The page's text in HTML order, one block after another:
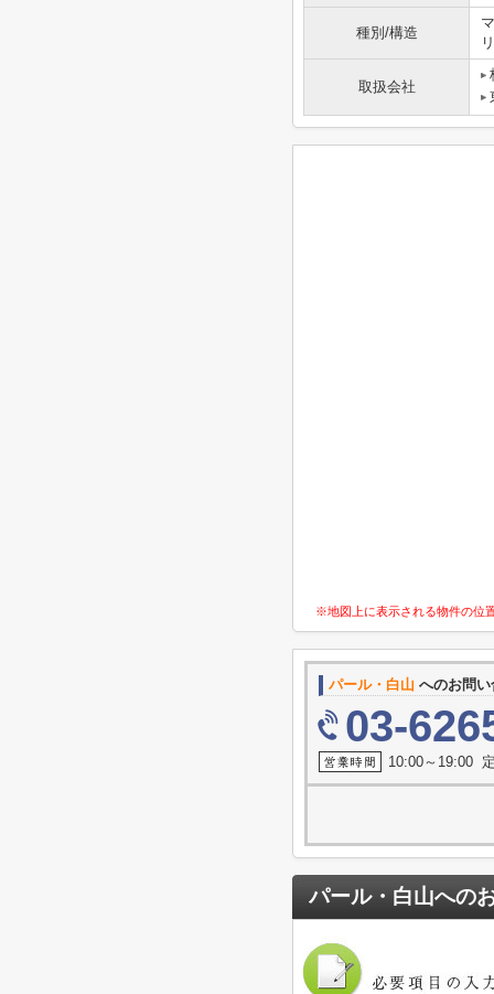
種別/構造
取扱会社
※地図上に表示される物件の位
パール・白山 へのお問
03-
10:00～19:00
パール・白山への